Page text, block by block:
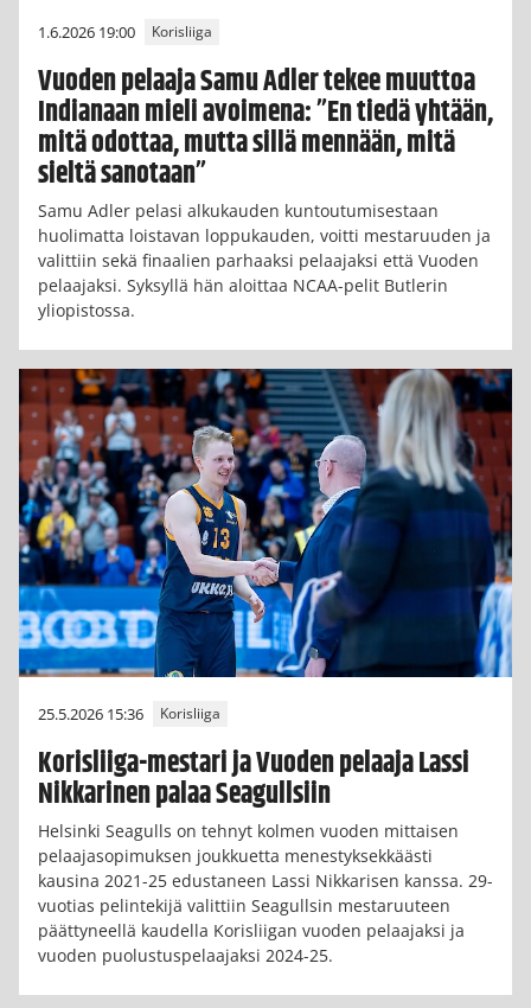
1.6.2026 19:00 Korisliiga
Vuoden pelaaja Samu Adler tekee muuttoa
Indianaan mieli avoimena: ”En tiedä yhtään,
mitä odottaa, mutta sillä mennään, mitä
sieltä sanotaan”
Samu Adler pelasi alkukauden kuntoutumisestaan
huolimatta loistavan loppukauden, voitti mestaruuden ja
valittiin sekä finaalien parhaaksi pelaajaksi että Vuoden
pelaajaksi. Syksyllä hän aloittaa NCAA-pelit Butlerin
yliopistossa.
25.5.2026 15:36 Korisliiga
Korisliiga-mestari ja Vuoden pelaaja Lassi
Nikkarinen palaa Seagullsiin
Helsinki Seagulls on tehnyt kolmen vuoden mittaisen
pelaajasopimuksen joukkuetta menestyksekkäästi
kausina 2021-25 edustaneen Lassi Nikkarisen kanssa. 29-
vuotias pelintekijä valittiin Seagullsin mestaruuteen
päättyneellä kaudella Korisliigan vuoden pelaajaksi ja
vuoden puolustuspelaajaksi 2024-25.